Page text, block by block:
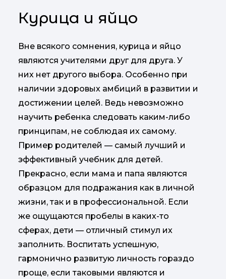
Курица и яйцо
Вне всякого сомнения, курица и яйцо
являются учителями друг для друга. У
них нет другого выбора. Особенно при
наличии здоровых амбиций в развитии и
достижении целей. Ведь невозможно
научить ребенка следовать каким-либо
принципам, не соблюдая их самому.
Пример родителей — самый лучший и
эффективный учебник для детей.
Прекрасно, если мама и папа являются
образцом для подражания как в личной
жизни, так и в профессиональной. Если
же ощущаются пробелы в каких-то
сферах, дети — отличный стимул их
заполнить. Воспитать успешную,
гармонично развитую личность гораздо
проще, если таковыми являются и